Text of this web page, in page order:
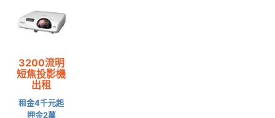
3200流明
短焦投影機
出租
租金4千元起
押金2萬